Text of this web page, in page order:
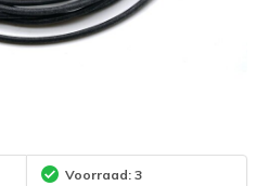
Voorraad: 3